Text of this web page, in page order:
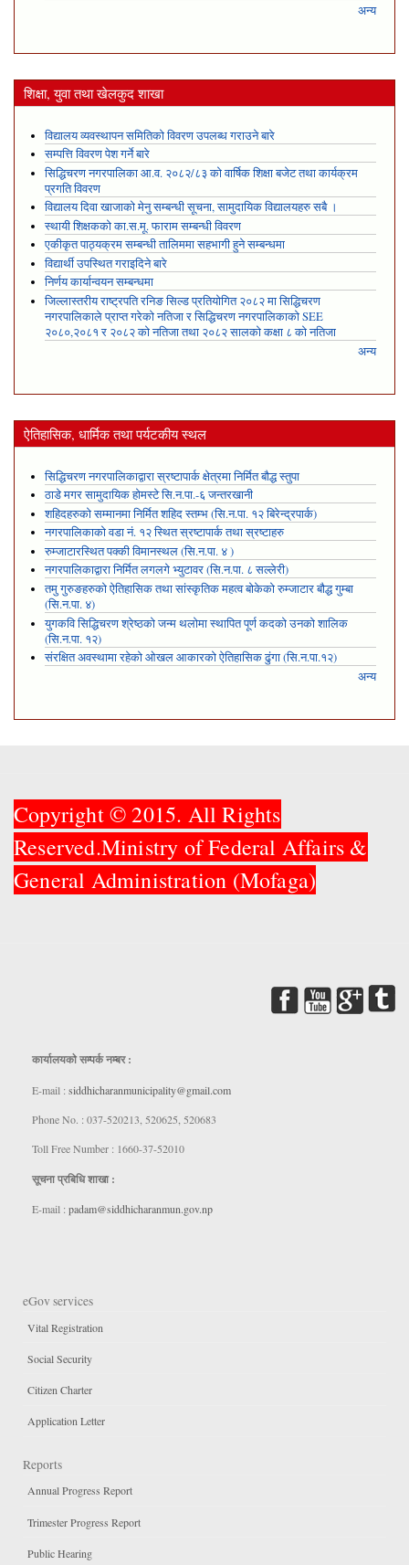
अन्य
शिक्षा, युवा तथा खेलकुद शाखा
विद्यालय व्यवस्थापन समितिको विवरण उपलब्ध गराउने बारे
सम्पत्ति विवरण पेश गर्ने बारे
सिद्धिचरण नगरपालिका आ.व. २०८२/८३ को वार्षिक शिक्षा बजेट तथा कार्यक्रम
प्रगति विवरण
विद्यालय दिवा खाजाको मेनु सम्बन्धी सूचना, सामुदायिक विद्यालयहरु सबै ।
स्थायी शिक्षकको का.स.मू. फाराम सम्बन्धी विवरण
एकीकृत पाठ्यक्रम सम्बन्धी तालिममा सहभागी हुने सम्बन्धमा
विद्यार्थी उपस्थित गराइदिने बारे
निर्णय कार्यान्वयन सम्बन्धमा
जिल्लास्तरीय राष्ट्रपति रनिङ सिल्ड प्रतियोगित २०८२ मा सिद्धिचरण
नगरपालिकाले प्राप्त गरेकाे नतिजा र सिद्धिचरण नगरपालिकाको SEE
२०८०,२०८१ र २०८२ को नतिजा तथा २०८२ सालको कक्षा ८ को नतिजा
अन्य
ऐतिहासिक, धार्मिक तथा पर्यटकीय स्थल
सिद्धिचरण नगरपालिकाद्वारा स्रष्टापार्क क्षेत्रमा निर्मित बौद्ध स्तुपा
ठाडे मगर सामुदायिक होमस्टे सि.न.पा.-६ जन्तरखानी
शहिदहरुको सम्मानमा निर्मित शहिद स्तम्भ (सि.न.पा. १२ बिरेन्द्रपार्क)
नगरपालिकाको वडा नं. १२ स्थित स्रष्टापार्क तथा स्रष्टाहरु
रुम्जाटारस्थित पक्की विमानस्थल (सि.न.पा. ४ )
नगरपालिकाद्वारा निर्मित लगलगे भ्युटावर (सि.न.पा. ८ सल्लेरी)
तमु गुरुङहरुको ऐतिहासिक तथा सांस्कृतिक महत्व बोकेको रुम्जाटार बौद्ध गुम्बा
(सि.न.पा. ४)
युगकवि सिद्धिचरण श्रेष्ठको जन्म थलोमा स्थापित पूर्ण कदको उनको शालिक
(सि.न.पा. १२)
संरक्षित अवस्थामा रहेको ओखल आकारको ऐतिहासिक ढुंगा (सि.न.पा.१२)
अन्य
Copyright © 2015. All Rights
Reserved.Ministry of Federal Affairs &
General Administration (Mofaga)
कार्यालयकाे सम्पर्क नम्बर :
E-mail : siddhicharanmunicipality@gmail.com
Phone No. : 037-520213, 520625, 520683
Toll Free Number : 1660-37-52010
सूचना प्रबिधि शाखा :
E-mail : padam@siddhicharanmun.gov.np
eGov services
Vital Registration
Social Security
Citizen Charter
Application Letter
Reports
Annual Progress Report
Trimester Progress Report
Public Hearing